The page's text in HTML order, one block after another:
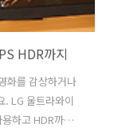
HDR까지
화를 감상하거나
. LG 울트라와이
하고 HDR까지